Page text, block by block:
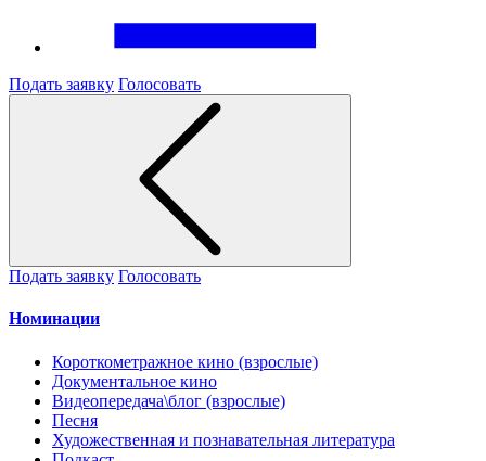
Подать заявку Голосовать
Подать заявку Голосовать
Номинации
Короткометражное кино (взрослые)
Документальное кино
Видеопередача\блог (взрослые)
Песня
Художественная и познавательная литература